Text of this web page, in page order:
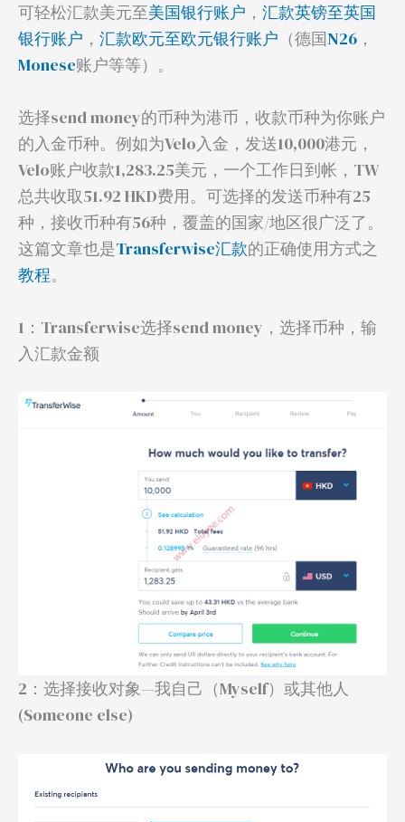
可轻松汇款美元至美国银行账户 ， 汇款英镑至英国
银行账户 ， 汇款欧元至欧元银行账户 （德国N26 ，
Monese账户等等）。
选择send money的币种为港币，收款币种为你账户
的入金币种。例如为Velo入金，发送10,000港元，
Velo账户收款1,283.25美元，一个工作日到帐，TW
总共收取51.92 HKD费用。可选择的发送币种有25
种，接收币种有56种，覆盖的国家/地区很广泛了。
这篇文章也是Transferwise汇款的正确使用方式之
教程。
1：Transferwise选择send money，选择币种，输
入汇款金额
2：选择接收对象—我自己（Myself）或其他人
(Someone else)